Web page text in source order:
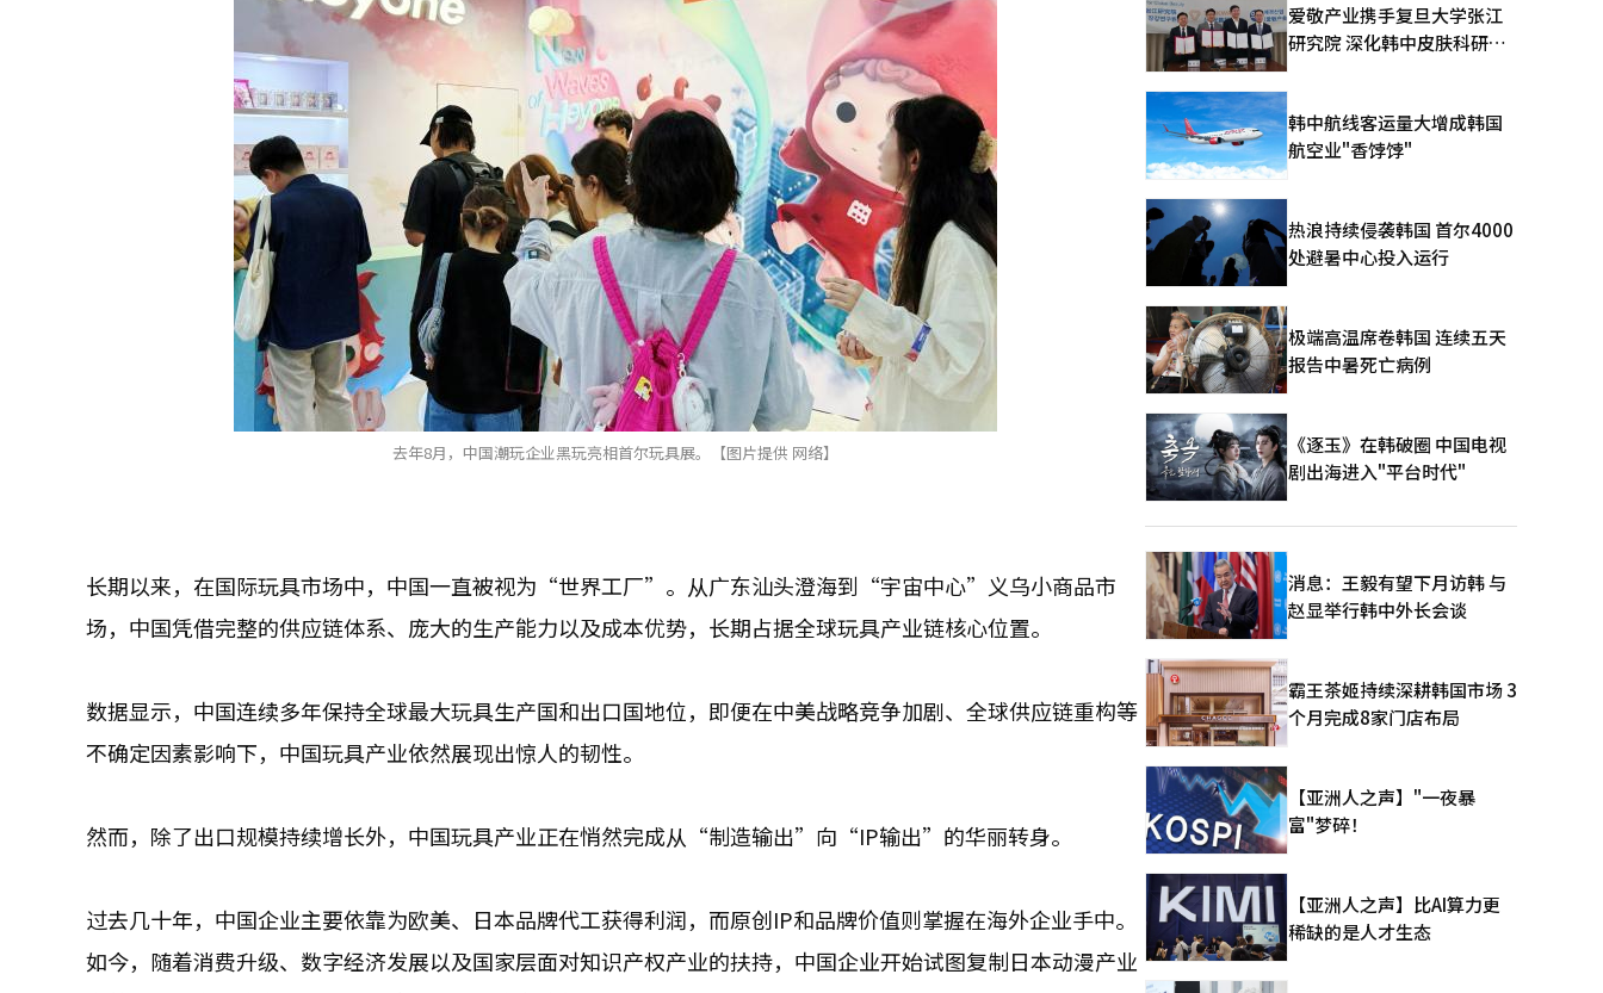
去年8月，中国潮玩企业黑玩亮相首尔玩具展。【图片提供 网络】
长期以来，在国际玩具市场中，中国一直被视为“世界工厂”。从广东汕头澄海到“宇宙中心”义乌小商品市
场，中国凭借完整的供应链体系、庞大的生产能力以及成本优势，长期占据全球玩具产业链核心位置。
数据显示，中国连续多年保持全球最大玩具生产国和出口国地位，即便在中美战略竞争加剧、全球供应链重构等
不确定因素影响下，中国玩具产业依然展现出惊人的韧性。
然而，除了出口规模持续增长外，中国玩具产业正在悄然完成从“制造输出”向“IP输出”的华丽转身。
过去几十年，中国企业主要依靠为欧美、日本品牌代工获得利润，而原创IP和品牌价值则掌握在海外企业手中。
如今，随着消费升级、数字经济发展以及国家层面对知识产权产业的扶持，中国企业开始试图复制日本动漫产业
爱敬产业携手复旦大学张江
研究院 深化韩中皮肤科研合
韩中航线客运量大增成韩国
航空业"香饽饽"
热浪持续侵袭韩国 首尔4000
处避暑中心投入运行
极端高温席卷韩国 连续五天
报告中暑死亡病例
《逐玉》在韩破圈 中国电视
剧出海进入"平台时代"
消息：王毅有望下月访韩 与
赵显举行韩中外长会谈
霸王茶姬持续深耕韩国市场 3
个月完成8家门店布局
【亚洲人之声】"一夜暴
富"梦碎！
【亚洲人之声】比AI算力更
稀缺的是人才生态